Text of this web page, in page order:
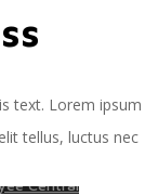
Central
text. Lorem ipsum
tellus, luctus nec